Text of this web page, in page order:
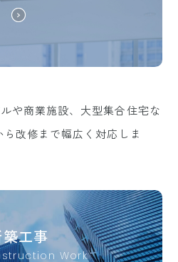
や商業施設、大型集合住宅な
改修まで幅広く対応しま
工事
Work